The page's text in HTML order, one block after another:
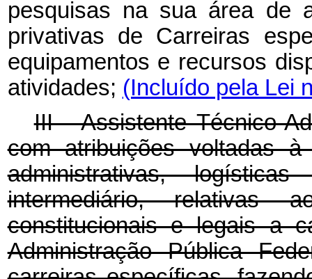
pesquisas na sua área de
privativas de Carreiras
equipamentos e recursos
atividades; (Incluído pela Lei
III - Assistente Técnico-
com atribuições voltadas
administrativas,
intermediário, relativas
constitucionais e legais a
Administração Pública